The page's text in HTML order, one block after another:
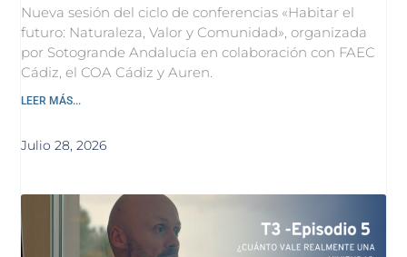
Nueva sesión del ciclo de conferencias «Habitar el
futuro: Naturaleza, Valor y Comunidad», organizada
por Sotogrande Andalucía en colaboración con FAEC
Cádiz, el COA Cádiz y Auren.
LEER MÁS...
Julio 28, 2026